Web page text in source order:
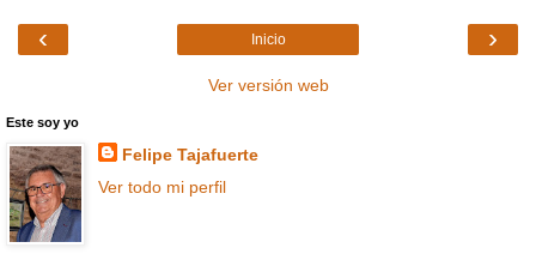
‹ ›
Inicio
Ver versión web
Este soy yo
Felipe Tajafuerte
Ver todo mi perfil